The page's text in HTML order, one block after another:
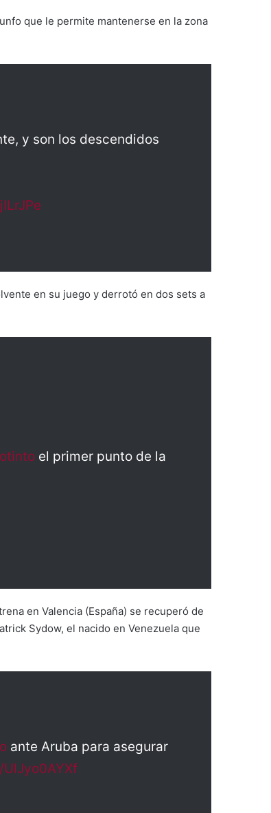
que le permite mantenerse en la zona
y son los descendidos
en su juego y derrotó en dos sets a
el primer punto de la
en Valencia (España) se recuperó de
Sydow, el nacido en Venezuela que
ante Aruba para asegurar